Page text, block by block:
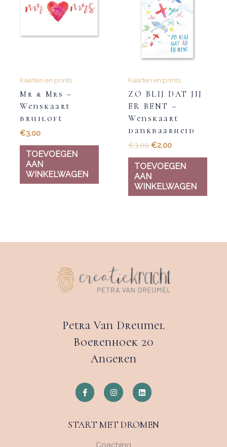
Kaarten en prints
Mr & Mrs –
Wenskaart
bruiloft
€3,00
TOEVOEGEN
AAN
WINKELWAGEN
Kaarten en prints
ZO BLIJ DAT JIJ
ER BENT –
Wenskaart
dankbaarheid
€3,00 €2,00
TOEVOEGEN
AAN
WINKELWAGEN
Petra Van Dreumel
Boerenhoek 20
Angeren
START MET DROMEN
Coaching